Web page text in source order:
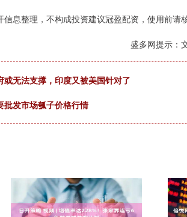
息整理，不构成投资建议冠盈配资，使用前请核
盛多网提示：
无法支撑，印度又被美国针对了
批发市场瓠子价格行情